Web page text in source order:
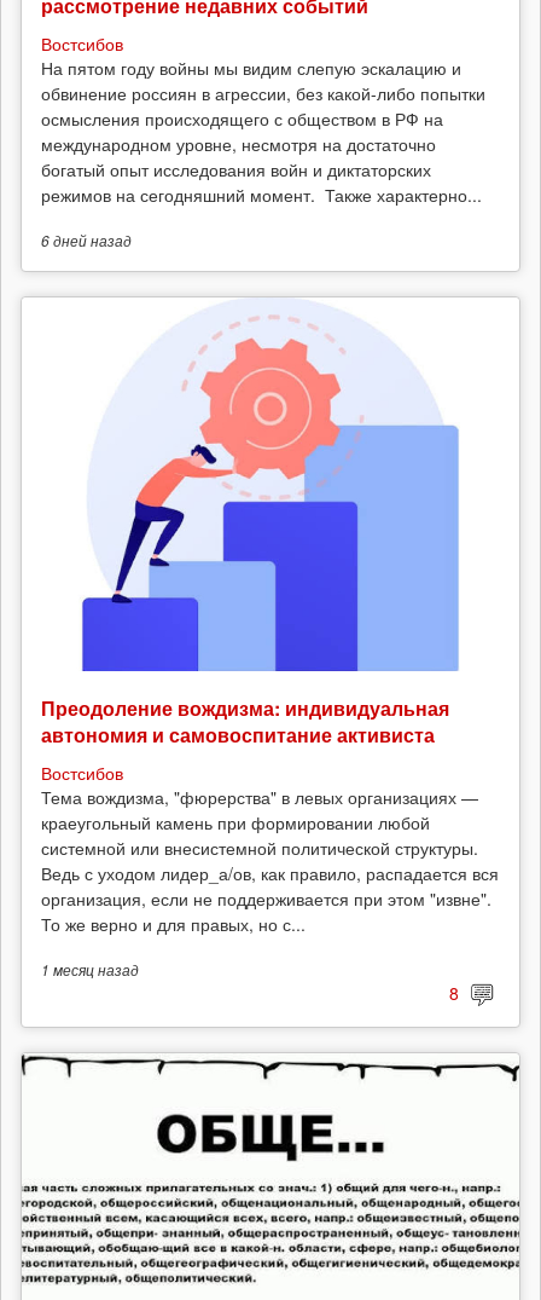
Востсибов
На пятом году войны мы видим слепую эскалацию и
обвинение россиян в агрессии, без какой-либо попытки
осмысления происходящего с обществом в РФ на
международном уровне, несмотря на достаточно
богатый опыт исследования войн и диктаторских
режимов на сегодняшний момент. Также характерно...
6 днейназад
Преодоление вождизма: индивидуальная
автономия и самовоспитание активиста
Востсибов
Тема вождизма, "фюрерства" в левых организациях —
краеугольный камень при формировании любой
системной или внесистемной политической структуры.
Ведь с уходом лидер_а/ов, как правило, распадается вся
организация, если не поддерживается при этом "извне".
То же верно и для правых, но с...
1 месяцназад
8